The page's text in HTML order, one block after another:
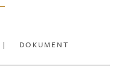
DOKUMENT